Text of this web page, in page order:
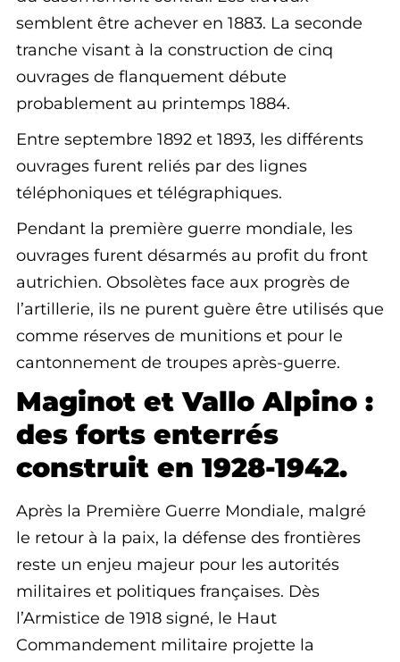
semblent être achever en 1883. La seconde
tranche visant à la construction de cinq
ouvrages de flanquement débute
probablement au printemps 1884.
Entre septembre 1892 et 1893, les différents
ouvrages furent reliés par des lignes
téléphoniques et télégraphiques.
Pendant la première guerre mondiale, les
ouvrages furent désarmés au profit du front
autrichien. Obsolètes face aux progrès de
l’artillerie, ils ne purent guère être utilisés que
comme réserves de munitions et pour le
cantonnement de troupes après-guerre.
Maginot et Vallo Alpino :
des forts enterrés
construit en 1928-1942.
Après la Première Guerre Mondiale, malgré
le retour à la paix, la défense des frontières
reste un enjeu majeur pour les autorités
militaires et politiques françaises. Dès
l’Armistice de 1918 signé, le Haut
Commandement militaire projette la